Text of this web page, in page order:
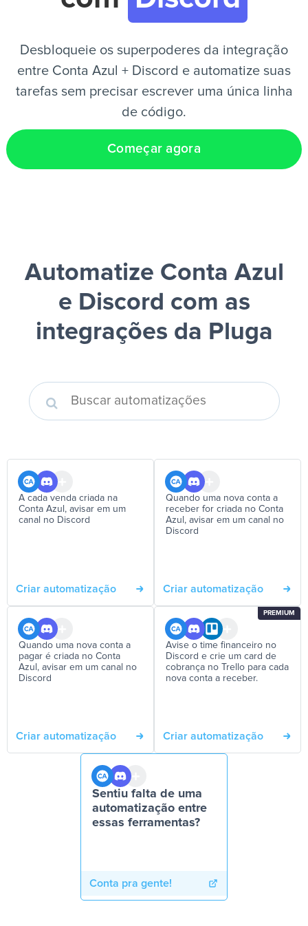
Desbloqueie os superpoderes da integração
entre Conta Azul + Discord e automatize suas
tarefas sem precisar escrever uma única linha
de código.
Começar agora
Automatize Conta Azul
e Discord com as
integrações da Pluga
A cada venda criada na
Conta Azul, avisar em um
canal no Discord
Criar automatização
Quando uma nova conta a
receber for criada no Conta
Azul, avisar em um canal no
Discord
Criar automatização
Quando uma nova conta a
pagar é criada no Conta
Azul, avisar em um canal no
Discord
Criar automatização
PREMIUM
Avise o time financeiro no
Discord e crie um card de
cobrança no Trello para cada
nova conta a receber.
Criar automatização
Sentiu falta de uma
automatização entre
essas ferramentas?
Conta pra gente!